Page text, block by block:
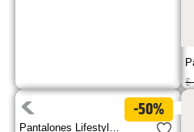
$
-50%